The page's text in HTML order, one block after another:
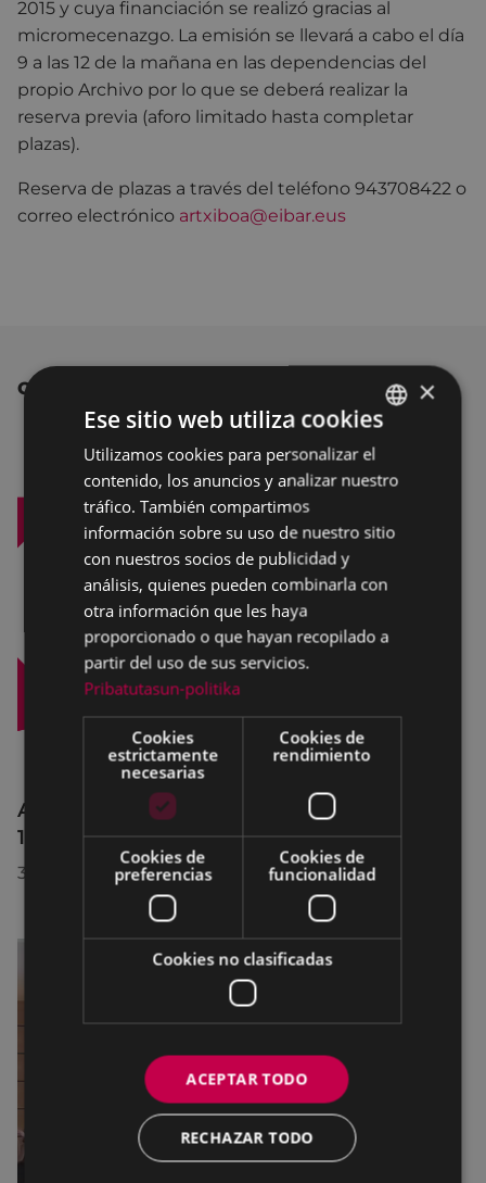
2015 y cuya financiación se realizó gracias al
micromecenazgo. La emisión se llevará a cabo el día
9 a las 12 de la mañana en las dependencias del
propio Archivo por lo que se deberá realizar la
reserva previa (aforo limitado hasta completar
plazas).
Reserva de plazas a través del teléfono 943708422 o
correo electrónico artxiboa@eibar.eus
OTRAS NOTICIAS
Afecciones al tráfico en la calle Egogain del
10 al 23 de agosto, por motivo de obras
30/07/2026
BASQUE
SPANISH
×
Ese sitio web utiliza cookies
Utilizamos cookies para personalizar el
contenido, los anuncios y analizar nuestro
tráfico. También compartimos
información sobre su uso de nuestro sitio
con nuestros socios de publicidad y
análisis, quienes pueden combinarla con
otra información que les haya
proporcionado o que hayan recopilado a
partir del uso de sus servicios.
Pribatutasun-politika
Cookies
estrictamente
necesarias
Cookies de
rendimiento
Cookies de
preferencias
Cookies de
funcionalidad
Cookies no clasificadas
ACEPTAR TODO
RECHAZAR TODO